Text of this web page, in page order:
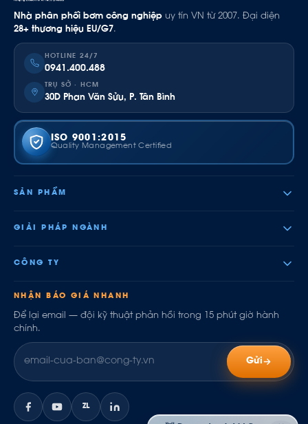
Nhà phân phối bơm công nghiệp uy tín VN từ 2007. Đại diện
28+ thương hiệu EU/G7.
HOTLINE 24/7
0941.400.488
TRỤ SỞ · HCM
30D Phan Văn Sửu, P. Tân Bình
ISO 9001:2015
Quality Management Certified
SẢN PHẨM
GIẢI PHÁP NGÀNH
CÔNG TY
NHẬN BÁO GIÁ NHANH
Để lại email — đội kỹ thuật phản hồi trong 15 phút giờ hành
chính.
Gửi
ZL